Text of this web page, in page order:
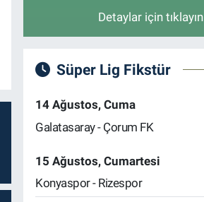
Detaylar için tıklayın
Süper Lig Fikstür
14 Ağustos, Cuma
Galatasaray - Çorum FK
15 Ağustos, Cumartesi
Konyaspor - Rizespor